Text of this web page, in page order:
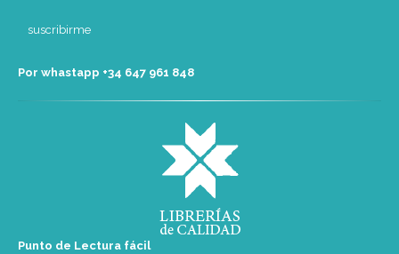
Por whastapp +34 ‭647 961 848‬
Punto de Lectura fácil